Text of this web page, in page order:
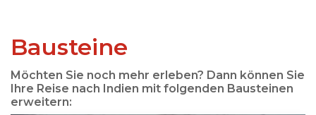
Bausteine
Möchten Sie noch mehr erleben? Dann können Sie
Ihre Reise nach Indien mit folgenden Bausteinen
erweitern: